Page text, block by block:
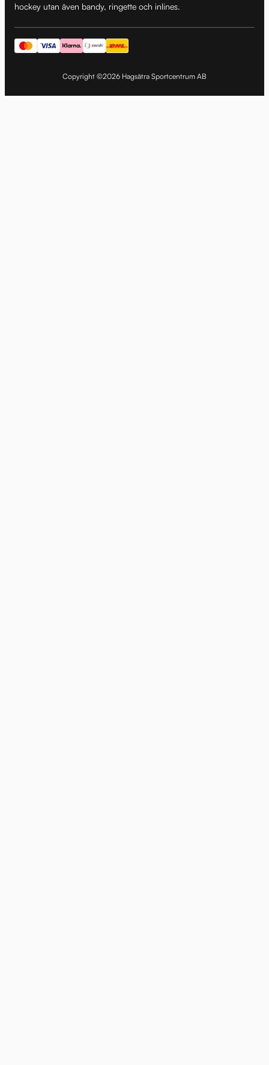
hockey utan även bandy, ringette och inlines.
Copyright ©2026 Hagsätra Sportcentrum AB